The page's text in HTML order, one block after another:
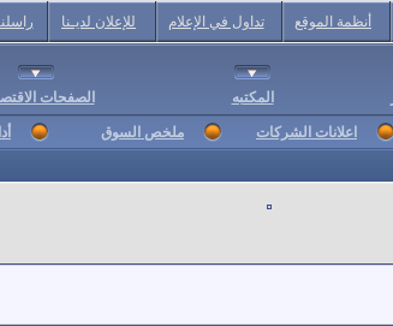
أنظمة الموقع تداول في الإعلام للإعلان لديـنا
المكتبه الصفحات
اعلانات الشركات ملخص السوق